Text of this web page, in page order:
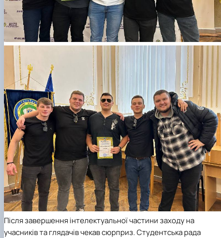
Після завершення інтелектуальної частини заходу на
учасників та глядачів чекав сюрприз. Студентська рада